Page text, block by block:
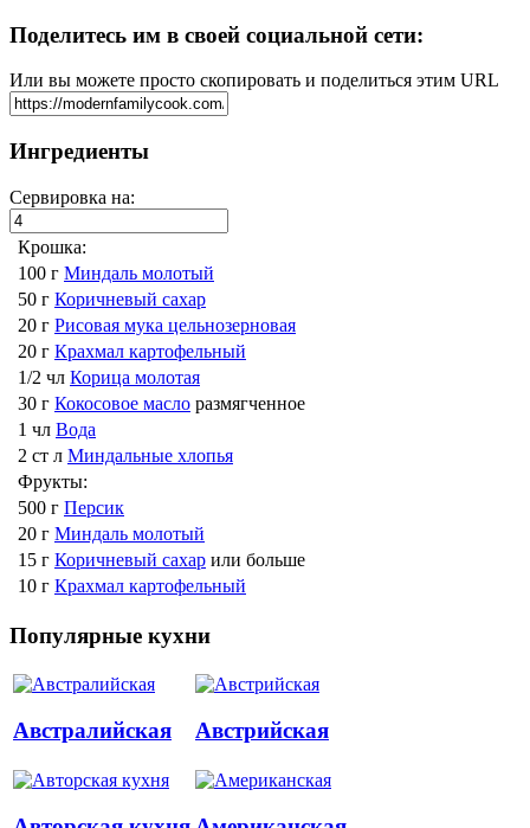
Поделитесь им в своей социальной сети:
Или вы можете просто скопировать и поделиться этим URL
Ингредиенты
Сервировка на:
Крошка:
100 г Миндаль молотый
50 г Коричневый сахар
20 г Рисовая мука цельнозерновая
20 г Крахмал картофельный
1/2 чл Корица молотая
30 г Кокосовое масло размягченное
1 чл Вода
2 ст л Миндальные хлопья
Фрукты:
500 г Персик
20 г Миндаль молотый
15 г Коричневый сахар или больше
10 г Крахмал картофельный
Популярные кухни
Австралийская Австрийская